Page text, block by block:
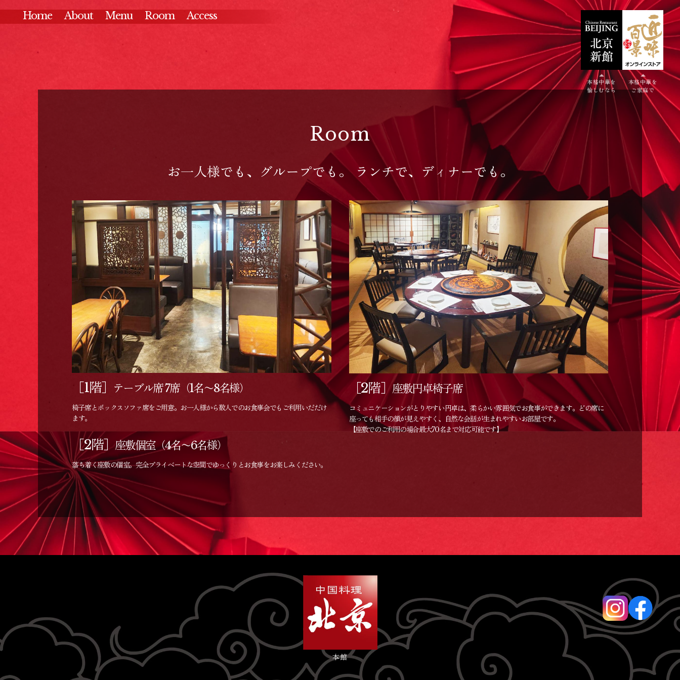
Home About Menu Room Access
本格中華を
愉しむなら
本格中華を
ご家庭で
Room
お一人様でも、グループでも。 ランチで、ディナーでも。
［1階］ テーブル席 7席（1名〜8名様）
椅子席とボックスソファ席をご用意。お一人様から数人でのお食事会でもご利用いだだけ
ます。
［2階］座敷円卓椅子席
コミュニケーションがとりやすい円卓は、柔らかい雰囲気でお食事ができます。どの席に
座っても相手の顔が見えやすく、自然な会話が生まれやすいお部屋です。
【座敷でのご利用の場合最大70名まで対応可能です】
［2階］座敷個室（4名〜6名様）
落ち着く座敷の個室。完全プライベートな空間でゆっくりとお食事をお楽しみください。
本館